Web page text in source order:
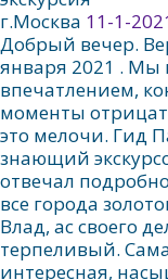
г.Москва 11-1-
Добрый вечер.
января 2021 .
впечатлением,
моменты
это мелочи. Гид
знающий
отвечал
все города
Влад, ас своего
терпеливый.
интересная,